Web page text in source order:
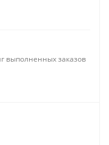
выполненных заказов